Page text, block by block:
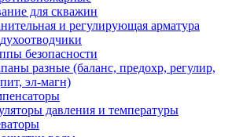
для скважин
и регулирующая арматура
безопасности
разные (баланс, предохр, регулир,
эл-магн)
давления и температуры